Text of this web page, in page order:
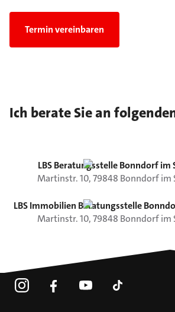
Termin vereinbaren
Ich berate Sie an
LBS Beratungsstelle Bonndorf im
Martinstr.10,79848 Bonndorf im
LBS Immobilien Beratungsstelle
Martinstr.10,79848 Bonndorf im